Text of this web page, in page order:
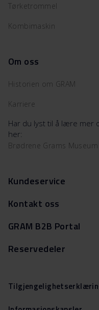
Tørketrommel
Kombimaskin
Om oss
Historien om GRAM
Karriere
Har du lyst til å lære mer
her:
Brødrene Grams Museum
Kundeservice
Kontakt oss
GRAM B2B Portal
Reservedeler